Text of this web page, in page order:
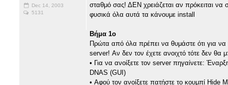
Dec 14, 2003
5131
σταθμό σας! ΔΕΝ χρειάζεται αν πρόκειται
φυσικά όλα αυτά τα κάνουμε install
Βήμα 1ο
Πρώτα από όλα πρέπει να θυμάστε ότι για να
server! Αν δεν τον έχετε ανοιχτό τότε δεν θα
• Για να ανοίξετε τον server πηγαίνετε:
DNAS (GUI)
• Αφού τον ανοίξετε πατήστε το κουμπί